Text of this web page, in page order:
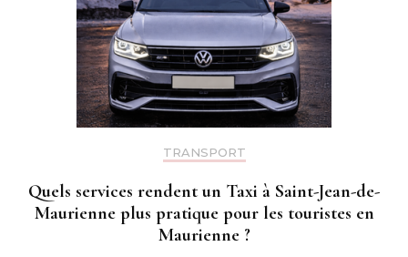
TRANSPORT
Quels services rendent un Taxi à Saint-Jean-de-
Maurienne plus pratique pour les touristes en
Maurienne ?